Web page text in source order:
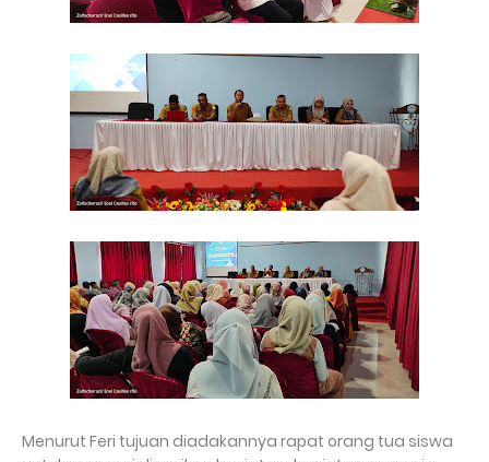
Menurut Feri tujuan diadakannya rapat orang tua siswa